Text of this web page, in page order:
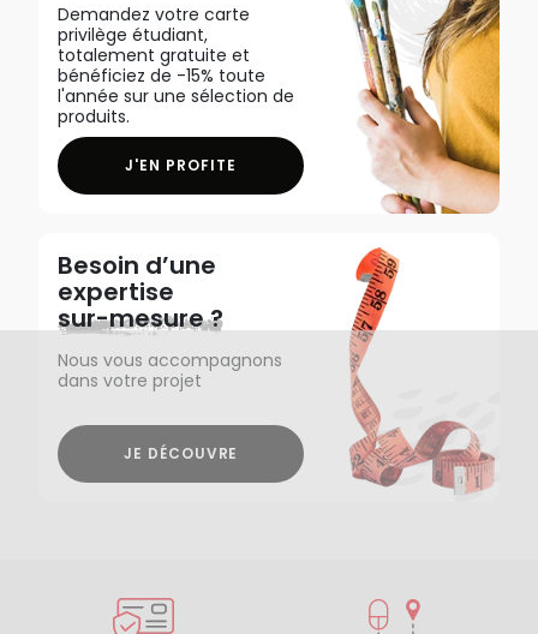
Demandez votre carte
privilège étudiant,
totalement gratuite et
bénéficiez de -15% toute
l'année sur une sélection de
produits.
J'EN PROFITE
Besoin d’une
expertise
sur-mesure ?
Nous vous accompagnons
dans votre projet
JE DÉCOUVRE